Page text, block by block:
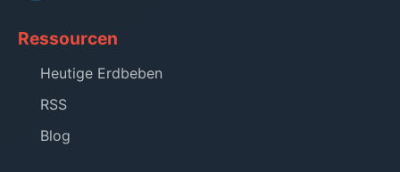
Ressourcen
Heutige Erdbeben
RSS
Blog